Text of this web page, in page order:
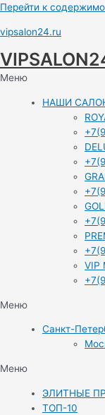
Перейти к
vipsalon24.ru
Меню
НАШИ
Меню
Санкт-
Меню
ЭЛИТНЫЕ
ТОП-10